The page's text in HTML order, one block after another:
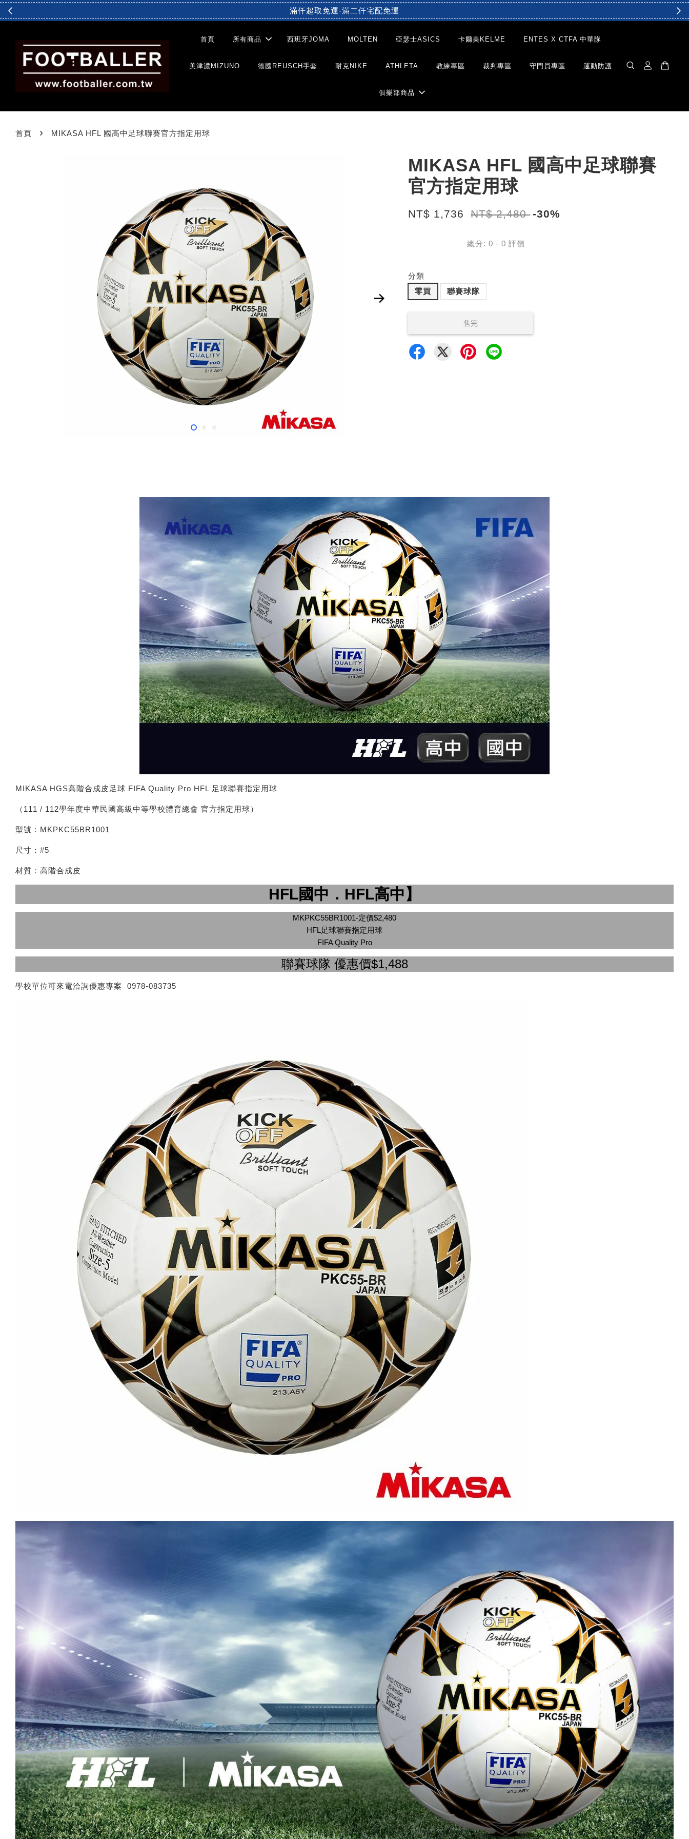
滿仟超取免運-滿二仟宅配免運
首頁 所有商品 西班牙JOMA MOLTEN 亞瑟士ASICS 卡爾美KELME ENTES X CTFA 中華隊
美津濃MIZUNO 德國REUSCH手套 耐克NIKE ATHLETA 教練專區 裁判專區 守門員專區 運動防護
俱樂部商品
首頁 › MIKASA HFL 國高中足球聯賽官方指定用球
MIKASA HFL 國高中足球聯賽
官方指定用球
NT$ 1,736 NT$ 2,480 -30%
總分:0 -0 評價
分類
零買
聯賽球隊
售完
MIKASA HGS高階合成皮足球 FIFA Quality Pro HFL 足球聯賽指定用球
（111 / 112學年度中華民國高級中等學校體育總會 官方指定用球）
型號：MKPKC55BR1001
尺寸：#5
材質：高階合成皮
HFL國中．HFL高中】
MKPKC55BR1001-定價$2,480
HFL足球聯賽指定用球
FIFA Quality Pro
聯賽球隊 優惠價$1,488
學校單位可來電洽詢優惠專案 0978-083735